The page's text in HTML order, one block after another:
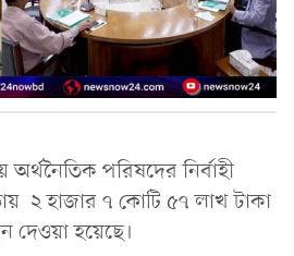
পরিষদের নির্বাহী
২ হাজার ৭ কোটি ৫৭ লাখ টাকা
দেওয়া হয়েছে।